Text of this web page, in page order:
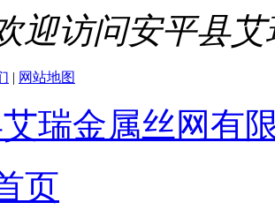
迎访问安平县
| 网站地图
页